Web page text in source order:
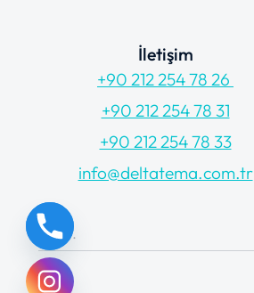
İletişim
+90 212 254 78 26
+90 212 254 78 31
+90 212 254 78 33
info@deltatema.com.tr